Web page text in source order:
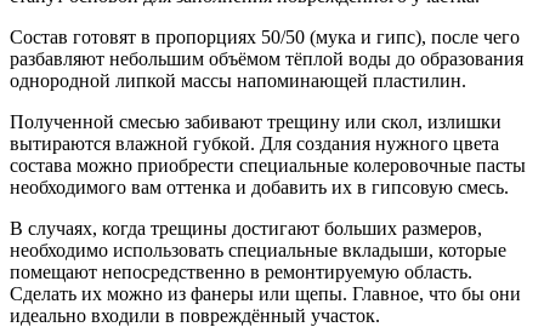
Состав готовят в пропорциях 50/50 (мука и гипс), после чего
разбавляют небольшим объёмом тёплой воды до образования
однородной липкой массы напоминающей пластилин.
Полученной смесью забивают трещину или скол, излишки
вытираются влажной губкой. Для создания нужного цвета
состава можно приобрести специальные колеровочные пасты
необходимого вам оттенка и добавить их в гипсовую смесь.
В случаях, когда трещины достигают больших размеров,
необходимо использовать специальные вкладыши, которые
помещают непосредственно в ремонтируемую область.
Сделать их можно из фанеры или щепы. Главное, что бы они
идеально входили в повреждённый участок.